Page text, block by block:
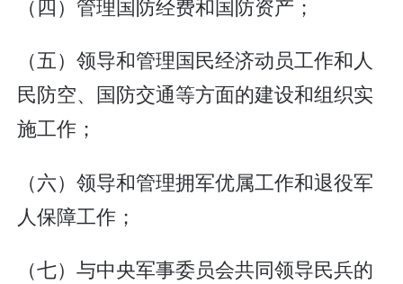
（四）管理国防经费和国防资产；
（五）领导和管理国民经济动员工作和人
民防空、国防交通等方面的建设和组织实
施工作；
（六）领导和管理拥军优属工作和退役军
人保障工作；
（七）与中央军事委员会共同领导民兵的